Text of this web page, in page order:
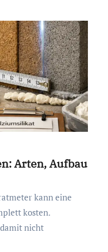
Arten, Aufbau
kosten.
nicht